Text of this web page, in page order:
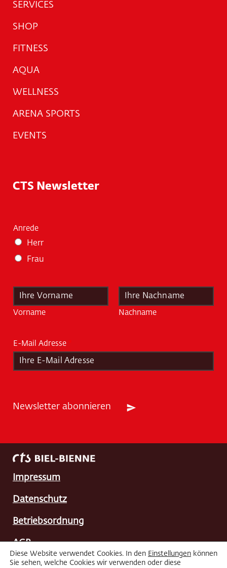
SERVICES
SHOP
FITNESS
AQUA
WELLNESS
ARENA SPORTS
EVENTS
CTS Newsletter
Anrede
Herr
Frau
m
Vorname Nachname
E-Mail Adresse
Newsletter abonnieren
Impressum
Datenschutz
Betriebsordnung
AGB
FAQ
Diese Website verwendet Cookies. In den Einstellungen können
Sie sehen, welche Cookies wir verwenden oder diese